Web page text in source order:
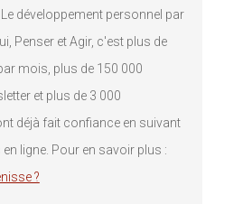
développement personnel par
Penser et Agir, c'est plus de
mois, plus de 150 000
et plus de 3 000
déjà fait confiance en suivant
ligne. Pour en savoir plus :
?